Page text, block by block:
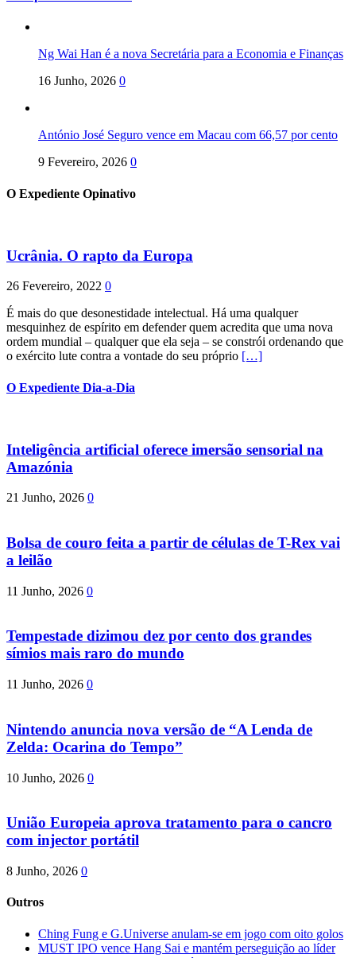
Ng Wai Han é a nova Secretária para a Economia e Finanças
16 Junho, 2026 0
António José Seguro vence em Macau com 66,57 por cento
9 Fevereiro, 2026 0
O Expediente Opinativo
Ucrânia. O rapto da Europa
26 Fevereiro, 2022 0
É mais do que desonestidade intelectual. Há uma qualquer
mesquinhez de espírito em defender quem acredita que uma nova
ordem mundial – qualquer que ela seja – se constrói ordenando que
o exército lute contra a vontade do seu próprio […]
O Expediente Dia-a-Dia
Inteligência artificial oferece imersão sensorial na
Amazónia
21 Junho, 2026 0
Bolsa de couro feita a partir de células de T-Rex vai
a leilão
11 Junho, 2026 0
Tempestade dizimou dez por cento dos grandes
símios mais raro do mundo
11 Junho, 2026 0
Nintendo anuncia nova versão de “A Lenda de
Zelda: Ocarina do Tempo”
10 Junho, 2026 0
União Europeia aprova tratamento para o cancro
com injector portátil
8 Junho, 2026 0
Outros
Ching Fung e G.Universe anulam-se em jogo com oito golos
MUST IPO vence Hang Sai e mantém perseguição ao líder